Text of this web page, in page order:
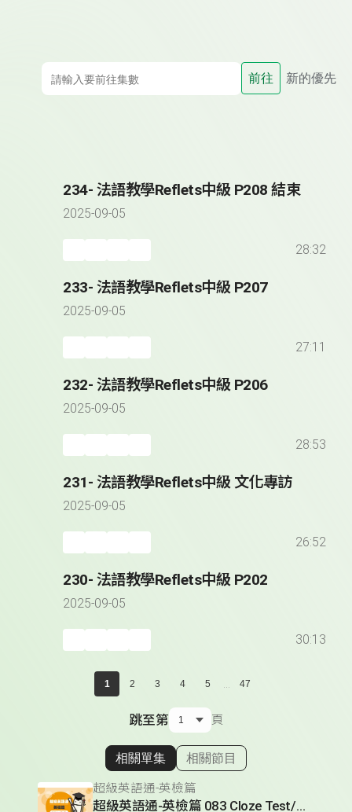
前往 新的優先
234- 法語教學Reflets中級 P208 結束
2025-09-05
28:32
233- 法語教學Reflets中級 P207
2025-09-05
27:11
232- 法語教學Reflets中級 P206
2025-09-05
28:53
231- 法語教學Reflets中級 文化專訪
2025-09-05
26:52
230- 法語教學Reflets中級 P202
2025-09-05
30:13
1 2 3 4 5 ... 47
跳至第 頁
顯示相關單集
相關單集 相關節目
超級英語通-英檢篇
超級英語通-英檢篇 083 Cloze Test/段落填空-13